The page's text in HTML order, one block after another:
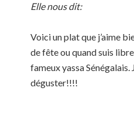
Elle nous dit:
Voici un plat que j’aime
de fête ou quand suis libre
fameux yassa Sénégalais.
déguster!!!!